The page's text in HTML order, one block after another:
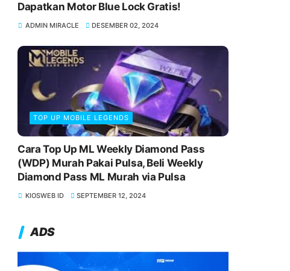
Dapatkan Motor Blue Lock Gratis!
ADMIN MIRACLE DESEMBER 02, 2024
TOP UP MOBILE LEGENDS
Cara Top Up ML Weekly Diamond Pass
(WDP) Murah Pakai Pulsa, Beli Weekly
Diamond Pass ML Murah via Pulsa
KIOSWEB ID SEPTEMBER 12, 2024
ADS